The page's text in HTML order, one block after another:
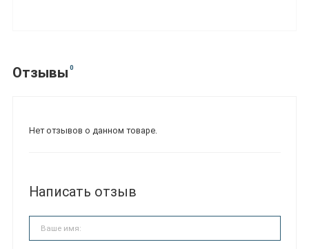
Отзывы 0
Нет отзывов о данном товаре.
Написать отзыв